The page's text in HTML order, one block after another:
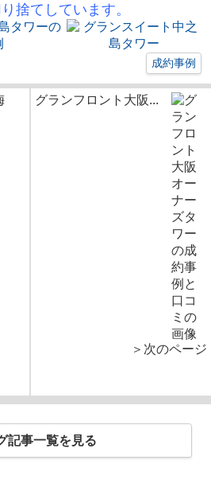
捨てしています。
成約事例
グランフロント大阪...
＞次のページ
記事一覧を見る